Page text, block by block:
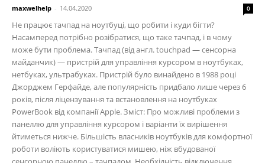
maxwelhelp - 14.04.2020 0
Не працює тачпад на ноутбуці, що робити і куди бігти?
Насамперед потрібно розібратися, що таке тачпад, і в чому
може бути проблема. Тачпад (від англ. touchpad — сенсорна
майданчик) — пристрій для управління курсором в ноутбуках,
нетбуках, ультрабуках. Пристрій було винайдено в 1988 році
Джорджем Герфайде, але популярність придбало лише через 6
років, після ліцензування та встановлення на ноутбуках
PowerBook від компанії Apple. Зміст: Про можливі проблеми з
панеллю для управління курсором і варіанти їх вирішення
йтиметься нижче. Більшість власників ноутбуків для комфортної
роботи воліють користуватися мишею, ніж вбудованої